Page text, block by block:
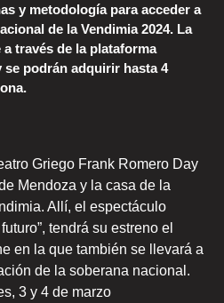
y metodología para acceder a
de la Vendimia 2024. La
través de la plataforma
podrán adquirir hasta 4
Griego Frank Romero Day
Mendoza y la casa de la
Allí, el espectáculo
tendrá su estreno el
en la que también se llevará a
de la soberana nacional.
3 y 4 de marzo